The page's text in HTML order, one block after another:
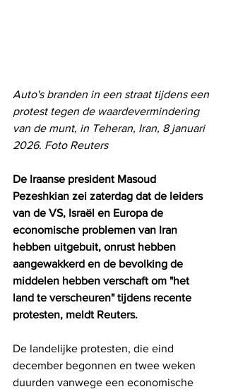
Auto's branden in een straat tijdens een
protest tegen de waardevermindering
van de munt, in Teheran, Iran, 8 januari
2026. Foto Reuters
De Iraanse president Masoud
Pezeshkian zei zaterdag dat de leiders
van de VS, Israël en Europa de
economische problemen van Iran
hebben uitgebuit, onrust hebben
aangewakkerd en de bevolking de
middelen hebben verschaft om "het
land te verscheuren" tijdens recente
protesten, meldt Reuters.
De landelijke protesten, die eind
december begonnen en twee weken
duurden vanwege een economische